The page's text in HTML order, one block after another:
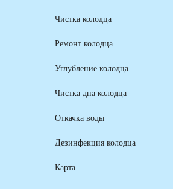
Чистка колодца
Ремонт колодца
Углубление колодца
Чистка дна колодца
Откачка воды
Дезинфекция колодца
Карта